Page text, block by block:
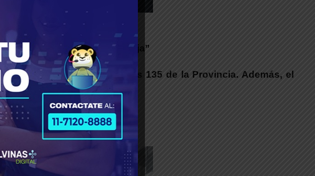
Estado bonaerense te cobija”
sumaran hasta alcanzar los 135 de la Provincia. Además, el
en Lisandro Olmos.